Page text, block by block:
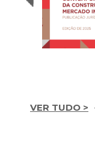
VER TUDO >